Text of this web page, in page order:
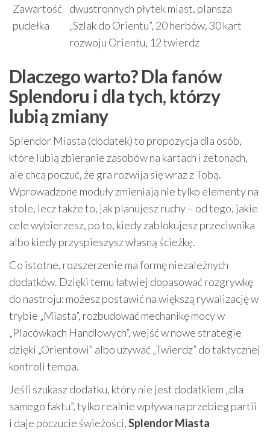
Zawartość
pudełka
dwustronnych płytek miast, plansza
„Szlak do Orientu”, 20 herbów, 30 kart
rozwoju Orientu, 12 twierdz
Dlaczego warto? Dla fanów
Splendoru i dla tych, którzy
lubią zmiany
Splendor Miasta (dodatek) to propozycja dla osób,
które lubią zbieranie zasobów na kartach i żetonach,
ale chcą poczuć, że gra rozwija się wraz z Tobą.
Wprowadzone moduły zmieniają nie tylko elementy na
stole, lecz także to, jak planujesz ruchy – od tego, jakie
cele wybierzesz, po to, kiedy zablokujesz przeciwnika
albo kiedy przyspieszysz własną ścieżkę.
Co istotne, rozszerzenie ma formę niezależnych
dodatków. Dzięki temu łatwiej dopasować rozgrywkę
do nastroju: możesz postawić na większą rywalizację w
trybie „Miasta”, rozbudować mechanikę mocy w
„Placówkach Handlowych”, wejść w nowe strategie
dzięki „Orientowi” albo używać „Twierdz” do taktycznej
kontroli tempa.
Jeśli szukasz dodatku, który nie jest dodatkiem „dla
samego faktu”, tylko realnie wpływa na przebieg partii
i daje poczucie świeżości,Splendor Miasta